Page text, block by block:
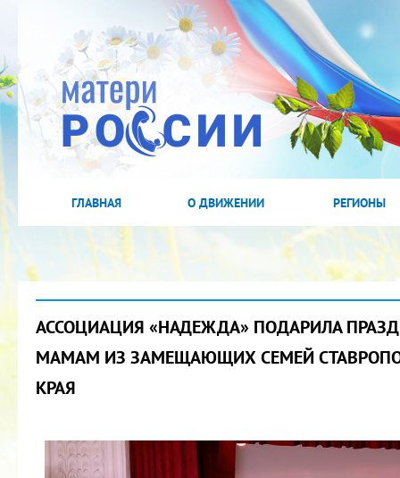
ГЛАВНАЯ О ДВИЖЕНИИ РЕГИОНЫ
АССОЦИАЦИЯ «НАДЕЖДА» ПОДАРИЛА
МАМАМ ИЗ ЗАМЕЩАЮЩИХ СЕМЕЙ
КРАЯ